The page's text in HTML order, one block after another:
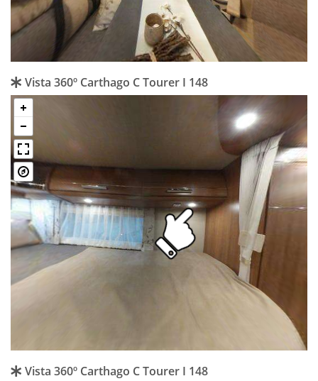
Vista 360º Carthago C Tourer I 148
Vista 360º Carthago C Tourer I 148